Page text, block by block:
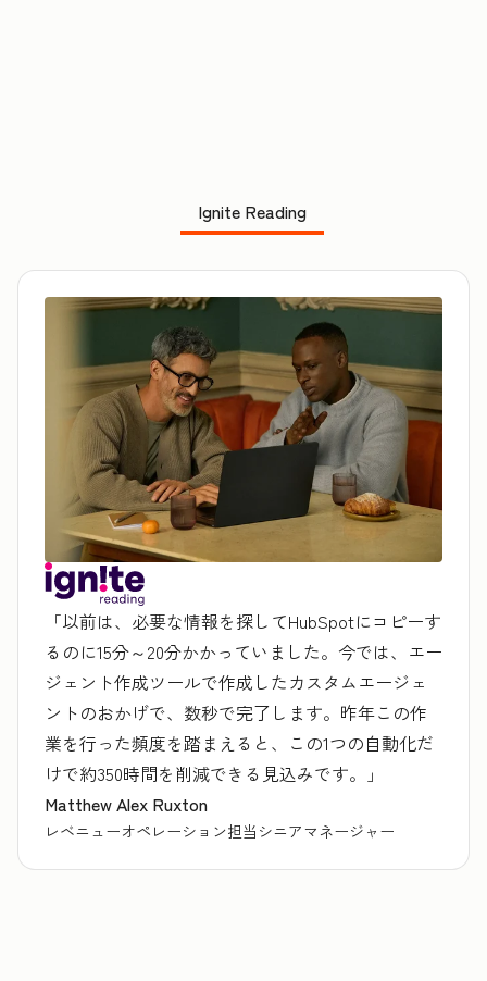
Ignite Reading
「以前は、必要な情報を探してHubSpotにコピーす
るのに15分～20分かかっていました。今では、エー
ジェント作成ツールで作成したカスタムエージェ
ントのおかげで、数秒で完了します。昨年この作
業を行った頻度を踏まえると、この1つの自動化だ
けで約350時間を削減できる見込みです。」
Matthew Alex Ruxton
レベニューオペレーション担当シニアマネージャー